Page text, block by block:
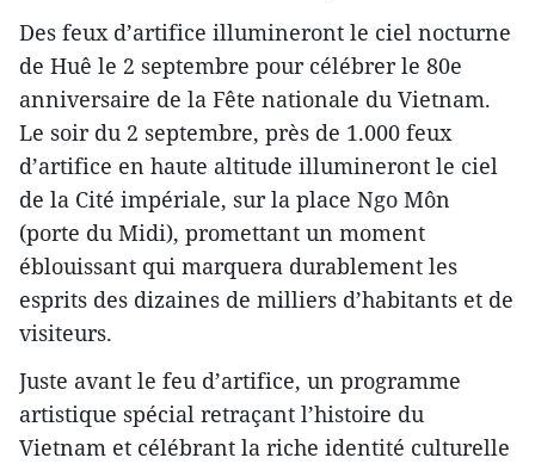
Des feux d’artifice illumineront le ciel nocturne
de Huê le 2 septembre pour célébrer le 80e
anniversaire de la Fête nationale du Vietnam.
Le soir du 2 septembre, près de 1.000 feux
d’artifice en haute altitude illumineront le ciel
de la Cité impériale, sur la place Ngo Môn
(porte du Midi), promettant un moment
éblouissant qui marquera durablement les
esprits des dizaines de milliers d’habitants et de
visiteurs.
Juste avant le feu d’artifice, un programme
artistique spécial retraçant l’histoire du
Vietnam et célébrant la riche identité culturelle